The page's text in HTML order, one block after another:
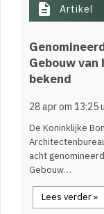
description Artikel
Gebouw van
bekend
28 apr om 13:25
De Koninklijke
acht
Gebouw…
Lees verder »